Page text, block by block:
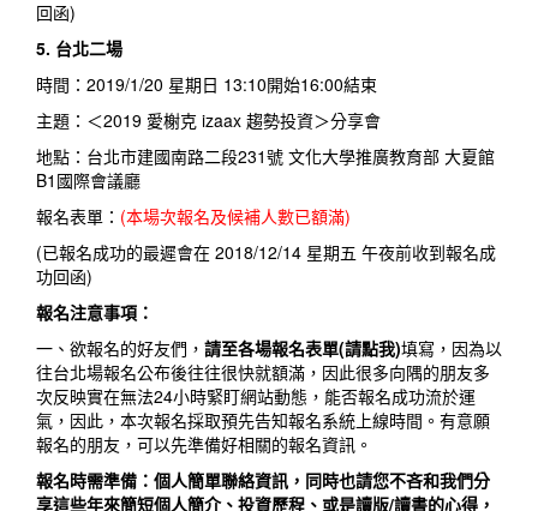
回函)
5. 台北二場
時間：2019/1/20 星期日 13:10開始16:00結束
主題：＜2019 愛榭克 izaax 趨勢投資＞分享會
地點：台北市建國南路二段231號 文化大學推廣教育部 大夏館
B1國際會議廳
報名表單： (本場次報名及候補人數已額滿)
(已報名成功的最遲會在 2018/12/14 星期五 午夜前收到報名成
功回函)
報名注意事項：
一、欲報名的好友們， 請至各場報名表單(請點我)填寫，因為以
往台北場報名公布後往往很快就額滿，因此很多向隅的朋友多
次反映實在無法24小時緊盯網站動態，能否報名成功流於運
氣，因此，本次報名採取預先告知報名系統上線時間。有意願
報名的朋友，可以先準備好相關的報名資訊。
報名時需準備：個人簡單聯絡資訊，同時也請您不吝和我們分
享這些年來簡短個人簡介、投資歷程、或是讀版/讀書的心得，